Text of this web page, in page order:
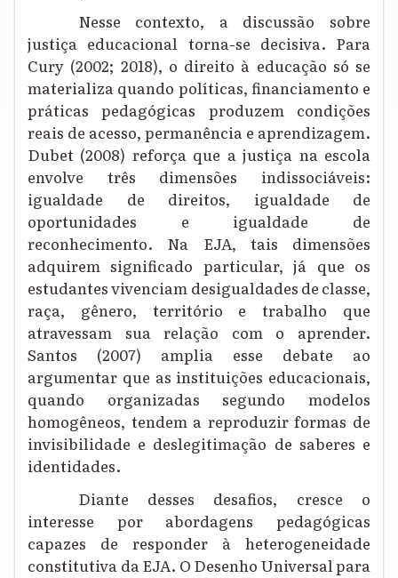
Nesse contexto, a discussão sobre
justiça educacional torna-se decisiva. Para
Cury (2002; 2018), o direito à educação só se
materializa quando políticas, financiamento e
práticas pedagógicas produzem condições
reais de acesso, permanência e aprendizagem.
Dubet (2008) reforça que a justiça na escola
envolve três dimensões indissociáveis:
igualdade de direitos, igualdade de
oportunidades e igualdade de
reconhecimento. Na EJA, tais dimensões
adquirem significado particular, já que os
estudantes vivenciam desigualdades de classe,
raça, gênero, território e trabalho que
atravessam sua relação com o aprender.
Santos (2007) amplia esse debate ao
argumentar que as instituições educacionais,
quando organizadas segundo modelos
homogêneos, tendem a reproduzir formas de
invisibilidade e deslegitimação de saberes e
identidades.
Diante desses desafios, cresce o
interesse por abordagens pedagógicas
capazes de responder à heterogeneidade
constitutiva da EJA. O Desenho Universal para